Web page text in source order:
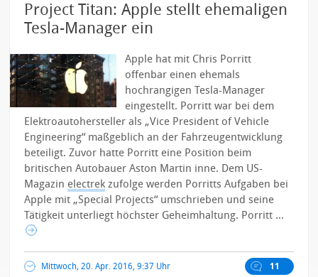
Project Titan: Apple stellt ehemaligen
Tesla-Manager ein
Apple hat mit Chris Porritt
offenbar einen ehemals
hochrangigen Tesla-Manager
eingestellt. Porritt war bei dem
Elektroautohersteller als „Vice President of Vehicle
Engineering“ maßgeblich an der Fahrzeugentwicklung
beteiligt. Zuvor hatte Porritt eine Position beim
britischen Autobauer Aston Martin inne. Dem US-
Magazin electrek zufolge werden Porritts Aufgaben bei
Apple mit „Special Projects“ umschrieben und seine
Tätigkeit unterliegt höchster Geheimhaltung. Porritt ...
Mittwoch, 20. Apr. 2016, 9:37 Uhr 11